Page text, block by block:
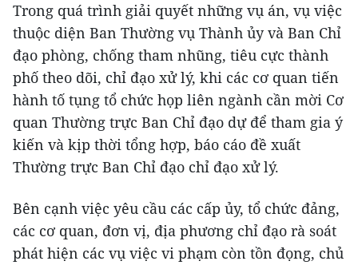
Trong quá trình giải quyết những vụ án, vụ việc
thuộc diện Ban Thường vụ Thành ủy và Ban Chỉ
đạo phòng, chống tham nhũng, tiêu cực thành
phố theo dõi, chỉ đạo xử lý, khi các cơ quan tiến
hành tố tụng tổ chức họp liên ngành cần mời Cơ
quan Thường trực Ban Chỉ đạo dự để tham gia ý
kiến và kịp thời tổng hợp, báo cáo đề xuất
Thường trực Ban Chỉ đạo chỉ đạo xử lý.
Bên cạnh việc yêu cầu các cấp ủy, tổ chức đảng,
các cơ quan, đơn vị, địa phương chỉ đạo rà soát
phát hiện các vụ việc vi phạm còn tồn đọng, chủ